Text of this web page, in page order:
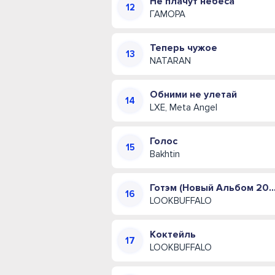
ГАМОРА
Теперь чужое
NATARAN
Обними не улетай
LXE, Meta Angel
Голос
Bakhtin
Готэм (Новый Альбом 2026)
LOOKBUFFALO
Коктейль
LOOKBUFFALO